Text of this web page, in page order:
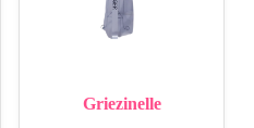
Griezinelle